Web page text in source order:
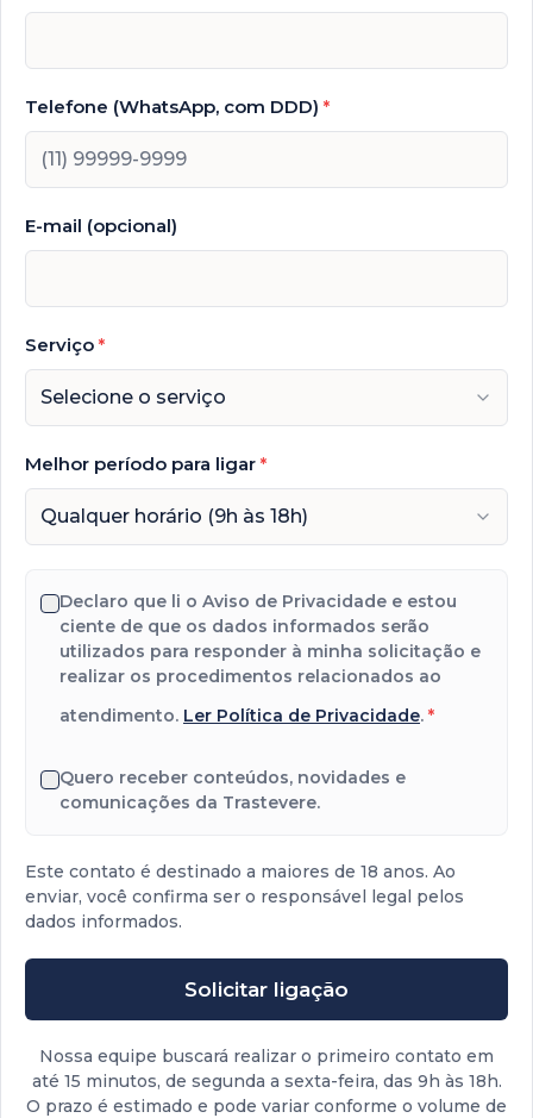
Telefone (WhatsApp, com DDD) *
E-mail (opcional)
Serviço *
Selecione o serviço
Melhor período para ligar *
Qualquer horário (9h às 18h)
Declaro que li o Aviso de Privacidade e estou
ciente de que os dados informados serão
utilizados para responder à minha solicitação e
realizar os procedimentos relacionados ao
atendimento. Ler Política de Privacidade. *
Quero receber conteúdos, novidades e
comunicações da Trastevere.
Este contato é destinado a maiores de 18 anos. Ao
enviar, você confirma ser o responsável legal pelos
dados informados.
Solicitar ligação
Nossa equipe buscará realizar o primeiro contato em
até 15 minutos, de segunda a sexta-feira, das 9h às 18h.
O prazo é estimado e pode variar conforme o volume de